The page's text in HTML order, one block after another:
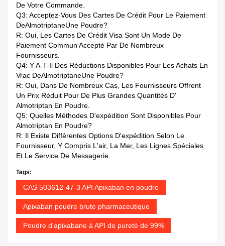
De Votre Commande.
Q3: Acceptez-Vous Des Cartes De Crédit Pour Le Paiement
DeAlmotriptaneUne Poudre?
R: Oui, Les Cartes De Crédit Visa Sont Un Mode De
Paiement Commun Accepté Par De Nombreux
Fournisseurs.
Q4: Y A-T-Il Des Réductions Disponibles Pour Les Achats En
Vrac DeAlmotriptaneUne Poudre?
R: Oui, Dans De Nombreux Cas, Les Fournisseurs Offrent
Un Prix Réduit Pour De Plus Grandes Quantités D'
Almotriptan En Poudre.
Q5: Quelles Méthodes D'expédition Sont Disponibles Pour
Almotriptan En Poudre?
R: Il Existe Différentes Options D'expédition Selon Le
Fournisseur, Y Compris L'air, La Mer, Les Lignes Spéciales
Et Le Service De Messagerie.
Tags:
CAS 503612-47-3 API Apixaban en poudre
Apixaban poudre brute pharmaceutique
Poudre d'apixabane à API de pureté de 99%